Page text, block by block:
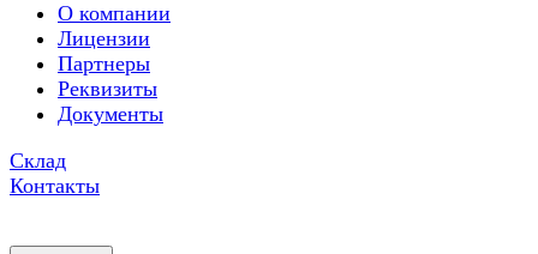
О компании
Лицензии
Партнеры
Реквизиты
Документы
Склад
Контакты